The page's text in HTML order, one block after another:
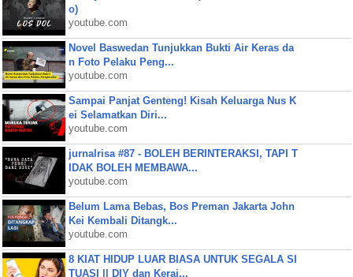
o)
youtube.com
Novel Baswedan Tunjukkan Bukti Air Keras da
n Foto Pelaku Peng...
youtube.com
Sampai Panjat Genteng! Kisah Keluarga Nus K
ei Selamatkan Diri...
youtube.com
jurnalrisa #87 - BOLEH BERINTERAKSI, TAPI T
IDAK BOLEH MEMBAWA...
youtube.com
Belum Lama Bebas, Bos Preman Jakarta John
Kei Kembali Ditangk...
youtube.com
8 KIAT HIDUP LUAR BIASA UNTUK SEGALA SI
TUASI || DIY dan Keraj...